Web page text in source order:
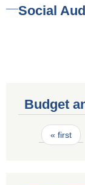
Social
Budget
Pages
« first